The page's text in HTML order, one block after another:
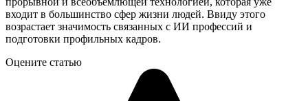
входит в большинство сфер жизни людей. Ввиду этого
возрастает значимость связанных с ИИ профессий и
подготовки профильных кадров.
Оцените статью